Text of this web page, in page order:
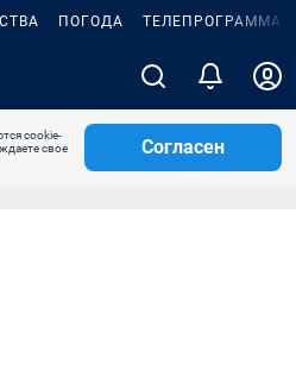
ПОГОДА ТЕЛЕПРОГРАММА
cookie-
свое
Согласен